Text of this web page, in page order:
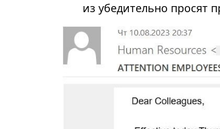
из убедительно просят